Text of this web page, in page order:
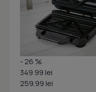
- 26 %
349.99 lei
259.99 lei